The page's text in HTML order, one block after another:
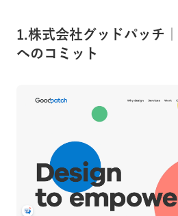
1.株式会社グッドパッチ
へのコミット